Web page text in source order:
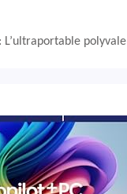
: L’ultraportable